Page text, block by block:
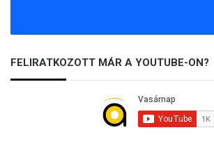
FELIRATKOZOTT MÁR A YOUTUBE-ON?